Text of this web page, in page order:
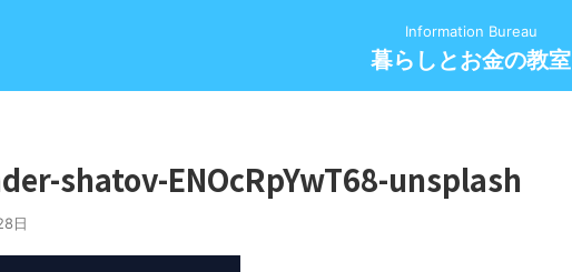
Information Bureau
暮らしとお金の教室
shatov-ENOcRpYwT68-unsplash
日